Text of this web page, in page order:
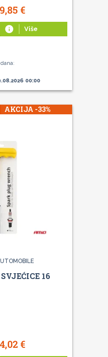
9,85 €
info Više
00:00
AKCIJA -33%
16
4,02€